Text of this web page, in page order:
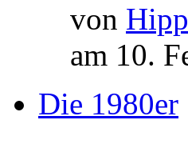
von
am 10.
Die 1980er